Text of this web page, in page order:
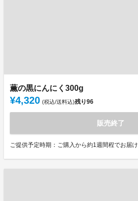
薫の黒にんにく300g
¥4,320 (税込/送料込)残り96
販売終了
ご提供予定時期：ご購入から約1週間程でお届け